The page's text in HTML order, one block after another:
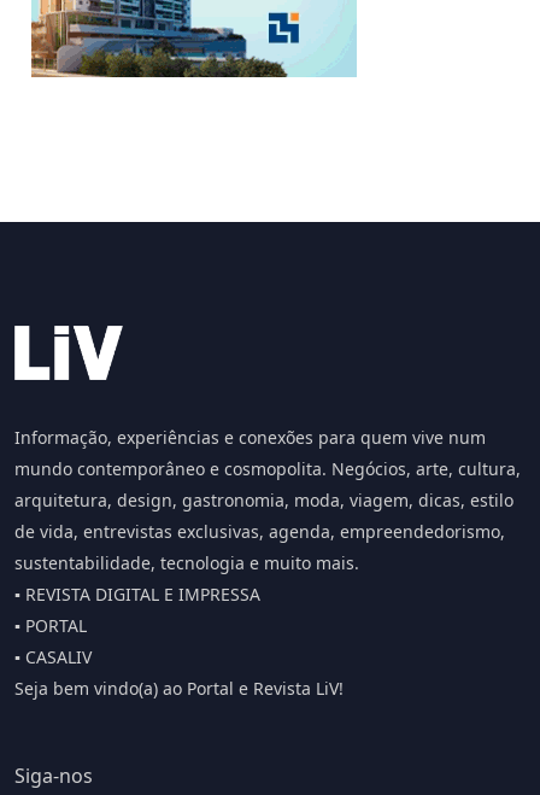
Informação, experiências e conexões para quem vive num
mundo contemporâneo e cosmopolita. Negócios, arte, cultura,
arquitetura, design, gastronomia, moda, viagem, dicas, estilo
de vida, entrevistas exclusivas, agenda, empreendedorismo,
sustentabilidade, tecnologia e muito mais.
▪️ REVISTA DIGITAL E IMPRESSA
▪️ PORTAL
▪️ CASALIV
Seja bem vindo(a) ao Portal e Revista LiV!
Siga-nos